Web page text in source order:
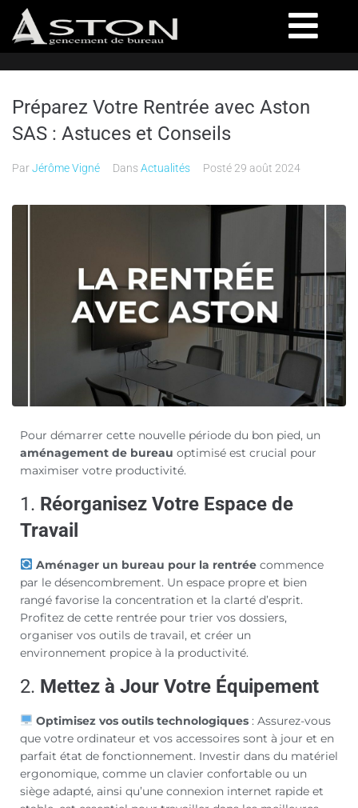
Préparez Votre Rentrée avec Aston
SAS : Astuces et Conseils
ParJérôme Vigné DansActualités Posté 29 août 2024
Pour démarrer cette nouvelle période du bon pied, un
aménagement de bureau optimisé est crucial pour
maximiser votre productivité.
1. Réorganisez Votre Espace de
Travail
Aménager un bureau pour la rentréecommence
par le désencombrement. Un espace propre et bien
rangé favorise la concentration et la clarté d’esprit.
Profitez de cette rentrée pour trier vos dossiers,
organiser vos outils de travail, et créer un
environnement propice à la productivité.
2. Mettez à Jour Votre Équipement
Optimisez vos outils technologiques: Assurez-vous
que votre ordinateur et vos accessoires sont à jour et en
parfait état de fonctionnement. Investir dans du matériel
ergonomique, comme un clavier confortable ou un
siège adapté, ainsi qu’une connexion internet rapide et